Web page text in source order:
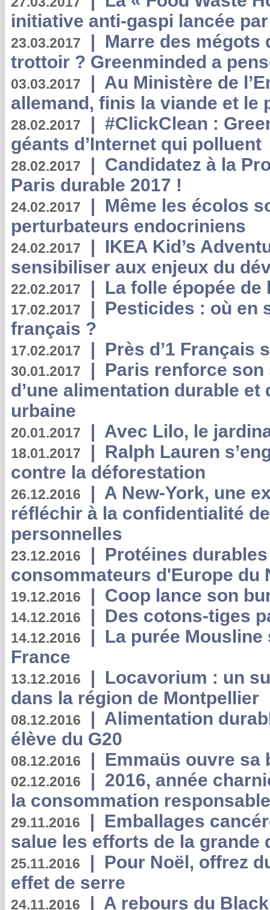
initiative anti-gaspi lancée
23.03.2017 | Marre des mégots
trottoir ? Greenminded a
03.03.2017 | Au Ministère de
allemand, finis la viande et le
28.02.2017 | #ClickClean :
géants d’Internet qui polluent
28.02.2017 | Candidatez à la
Paris durable 2017 !
24.02.2017 | Même les écolos
perturbateurs endocriniens
24.02.2017 | IKEA Kid’s
sensibiliser aux enjeux du
22.02.2017 | La folle épopée de
17.02.2017 | Pesticides : où en
français ?
17.02.2017 | Près d’1 Français
30.01.2017 | Paris renforce
d’une alimentation durable et
urbaine
20.01.2017 | Avec Lilo, le
18.01.2017 | Ralph Lauren
contre la déforestation
26.12.2016 | A New-York, une
réfléchir à la confidentialité
personnelles
23.12.2016 | Protéines
consommateurs d'Europe du
19.12.2016 | Coop lance son
14.12.2016 | Des cotons-tiges
14.12.2016 | La purée
France
13.12.2016 | Locavorium : un
dans la région de Montpellier
08.12.2016 | Alimentation
élève du G20
08.12.2016 | Emmaüs ouvre sa
02.12.2016 | 2016, année
la consommation
29.11.2016 | Emballages
salue les efforts de la grande
25.11.2016 | Pour Noël, offrez
effet de serre
24.11.2016 | A rebours du